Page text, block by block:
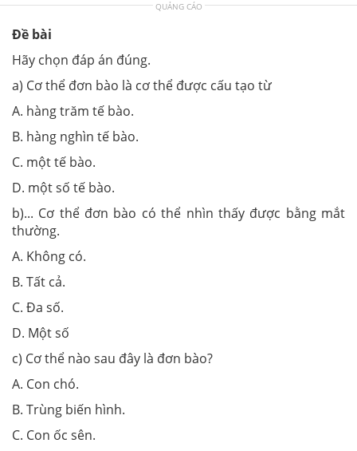
QUẢNG CÁO
Đề bài
Hãy chọn đáp án đúng.
a) Cơ thể đơn bào là cơ thể được cấu tạo từ
A. hàng trăm tế bào.
B. hàng nghìn tế bào.
C. một tế bào.
D. một số tế bào.
b)... Cơ thể đơn bào có thể nhìn thấy được bằng mắt
thường.
A. Không có.
B. Tất cả.
C. Đa số.
D. Một số
c) Cơ thể nào sau đây là đơn bào?
A. Con chó.
B. Trùng biến hình.
C. Con ốc sên.